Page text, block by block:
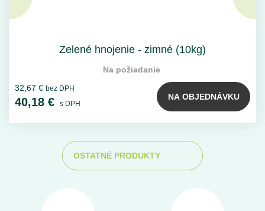
Zelené hnojenie - zimné (10kg)
Na požiadanie
32,67 € bez DPH
40,18 € s DPH
NA OBJEDNÁVKU
OSTATNÉ PRODUKTY